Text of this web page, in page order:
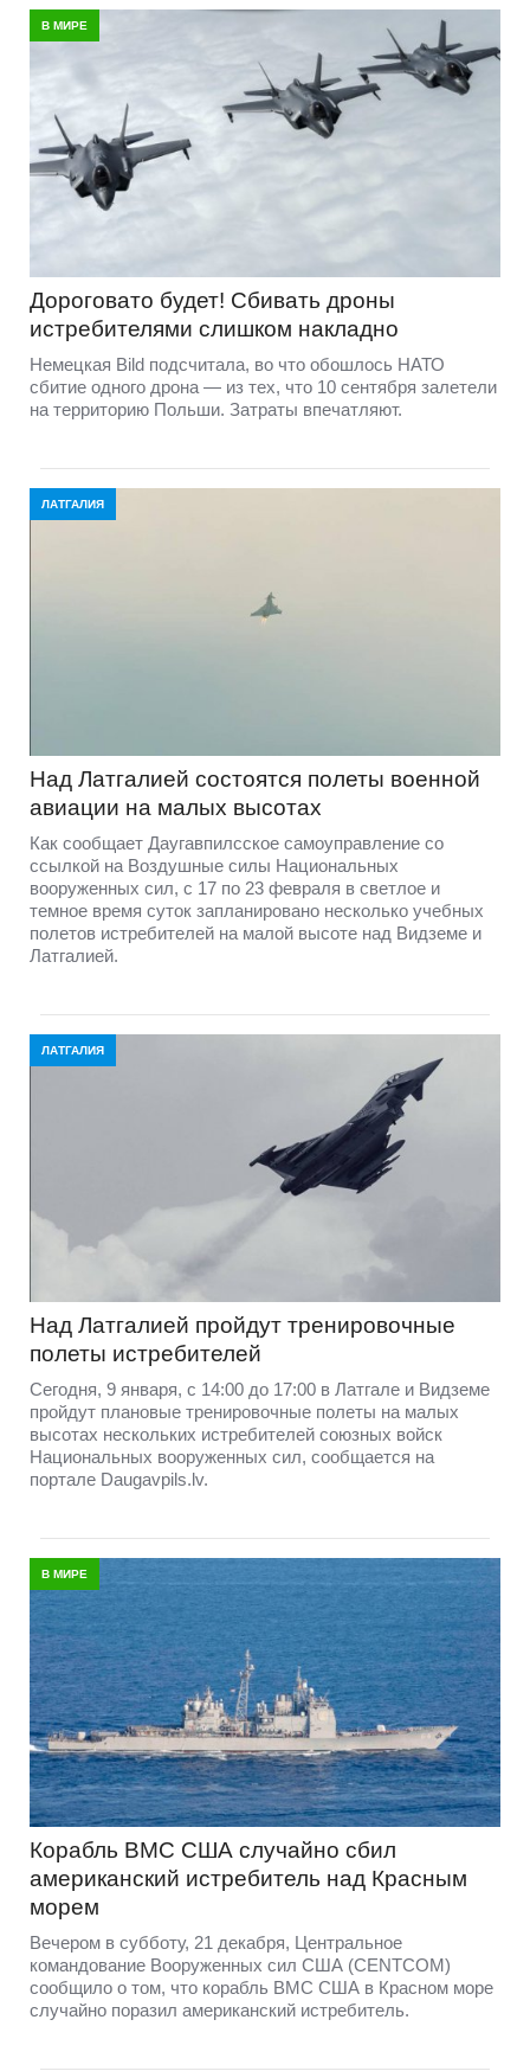
В МИРЕ
Дороговато будет! Сбивать дроны
истребителями слишком накладно
Немецкая Bild подсчитала, во что обошлось НАТО
сбитие одного дрона — из тех, что 10 сентября залетели
на территорию Польши. Затраты впечатляют.
ЛАТГАЛИЯ
Над Латгалией состоятся полеты военной
авиации на малых высотах
Как сообщает Даугавпилсское самоуправление со
ссылкой на Воздушные силы Национальных
вооруженных сил, с 17 по 23 февраля в светлое и
темное время суток запланировано несколько учебных
полетов истребителей на малой высоте над Видземе и
Латгалией.
ЛАТГАЛИЯ
Над Латгалией пройдут тренировочные
полеты истребителей
Сегодня, 9 января, с 14:00 до 17:00 в Латгале и Видземе
пройдут плановые тренировочные полеты на малых
высотах нескольких истребителей союзных войск
Национальных вооруженных сил, сообщается на
портале Daugavpils.lv.
В МИРЕ
Корабль ВМС США случайно сбил
американский истребитель над Красным
морем
Вечером в субботу, 21 декабря, Центральное
командование Вооруженных сил США (CENTCOM)
сообщило о том, что корабль ВМС США в Красном море
случайно поразил американский истребитель.